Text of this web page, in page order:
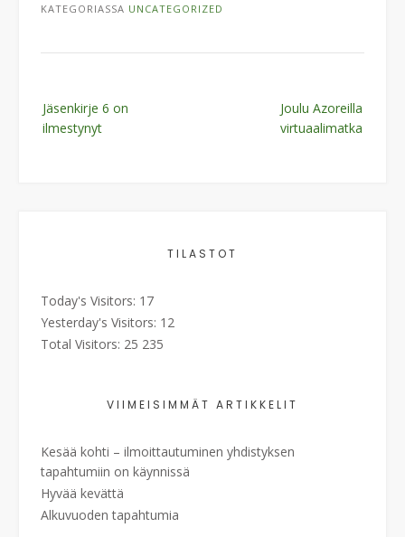
KATEGORIASSA UNCATEGORIZED
navigation
Jäsenkirje 6 on
ilmestynyt
Joulu Azoreilla
virtuaalimatka
TILASTOT
Today's Visitors: 17
Yesterday's Visitors: 12
Total Visitors: 25 235
VIIMEISIMMÄT ARTIKKELIT
Kesää kohti – ilmoittautuminen yhdistyksen
tapahtumiin on käynnissä
Hyvää kevättä
Alkuvuoden tapahtumia